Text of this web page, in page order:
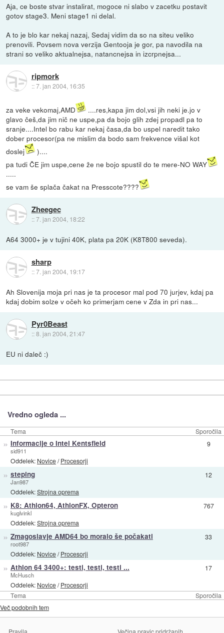
Aja, ce boste stvar instalirat, mogoce ni slabo v zacetku postavit
gotov stage3. Meni stage1 ni delal.
A to je blo kar nekaj nazaj, Sedaj vidim da so na siteu veliko
prenovili. Povsem nova verzija Gentooja je gor, pa navodila na
strani so veliko aktualnejsa, natancnejsa in izcrpnejsa...
ripmork
::7. jan 2004, 16:35
za veke vekomaj,AMD
....res,kapa jim dol,vsi jih neki je.jo v
glavo češ,da jim nič ne uspe,pa da bojo glih zdej propadl pa to
sranje....Intel bo rabu kar nekaj časa,da bo uspel naredit tako
dober procesor(pa ne mislim da bodo sam frekvence višal kot
doslej
)....
pa tudi ČE jim uspe,cene že ne bojo spustil do te mere-NO WAY
.....
se vam še splača čakat na Presscote????
Zheegec
::7. jan 2004, 18:22
A64 3000+ je v tujini 40K, plata pa 20K (K8T800 seveda).
sharp
::7. jan 2004, 19:17
Ah Slovenija moja pri nas je ta procesor mal pod 70 jurjev, kdaj pa
kdaj dobim solze v očeh ko primerjam cene v Zda in pri nas...
Pyr0Beast
::8. jan 2004, 21:47
EU ni daleč :)
Vredno ogleda ...
Tema Sporočila
Tema Sporočila
» Informacije o Intel Kentsfield
sid911
Oddelek: Novice/Procesorji
9
» steping
Jan987
Oddelek:Strojna oprema
12
» K8: Athlon64, AthlonFX, Opteron
kuglvinkl
Oddelek:Strojna oprema
767
» Zmagoslavje AMD64 bo moralo še počakati
root987
Oddelek: Novice/Procesorji
33
» Athlon 64 3400+: testi, testi, testi ...
McHusch
Oddelek: Novice/Procesorji
17
Več podobnih tem